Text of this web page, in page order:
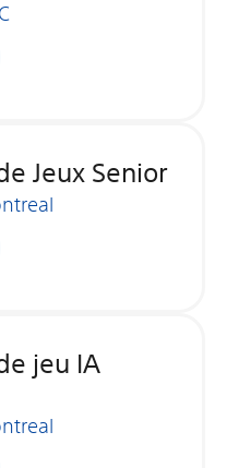
Jeux Senior
jeu IA